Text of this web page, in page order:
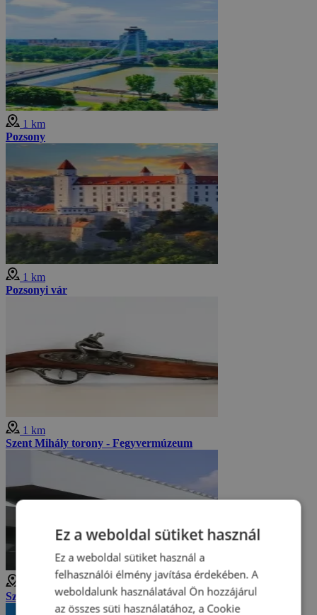
1 km
Pozsony
1 km
Pozsonyi vár
1 km
Szent Mihály torony - Fegyvermúzeum
Szlovák Nemzeti Galéria
Ez a weboldal sütiket használ
Ez a weboldal sütiket használ a
felhasználói élmény javítása érdekében. A
weboldalunk használatával Ön hozzájárul
az összes süti használatához, a Cookie